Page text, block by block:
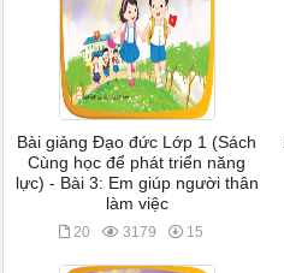
Bài giảng Đạo đức Lớp 1 (Sách
Cùng học để phát triển năng
lực) - Bài 3: Em giúp người thân
làm việc
20 3179 15